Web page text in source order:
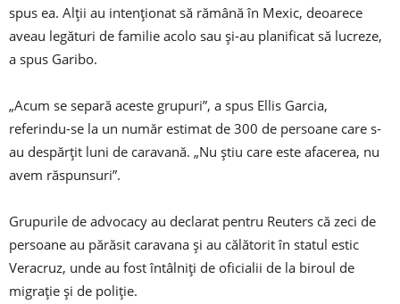
spus ea. Alții au intenționat să rămână în Mexic, deoarece
aveau legături de familie acolo sau și-au planificat să lucreze,
a spus Garibo.
„Acum se separă aceste grupuri”, a spus Ellis Garcia,
referindu-se la un număr estimat de 300 de persoane care s-
au despărțit luni de caravană. „Nu știu care este afacerea, nu
avem răspunsuri”.
Grupurile de advocacy au declarat pentru Reuters că zeci de
persoane au părăsit caravana și au călătorit în statul estic
Veracruz, unde au fost întâlniți de oficialii de la biroul de
migrație și de poliție.